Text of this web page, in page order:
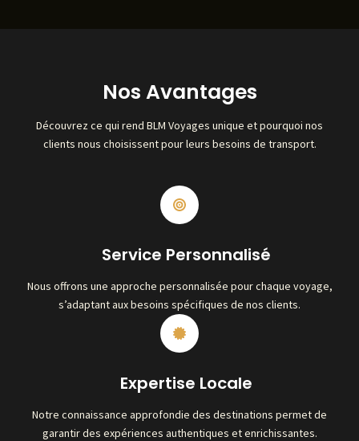
Nos Avantages
Découvrez ce qui rend BLM Voyages unique et pourquoi nos
clients nous choisissent pour leurs besoins de transport.
Service Personnalisé
Nous offrons une approche personnalisée pour chaque voyage,
s’adaptant aux besoins spécifiques de nos clients.
Expertise Locale
Notre connaissance approfondie des destinations permet de
garantir des expériences authentiques et enrichissantes.